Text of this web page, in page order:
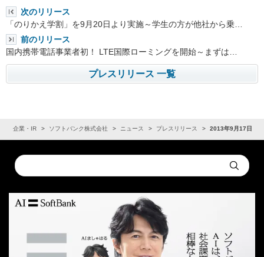
次のリリース
「のりかえ学割」を9月20日より実施～学生の方が他社から乗…
前のリリース
国内携帯電話事業者初！ LTE国際ローミングを開始～まずは…
プレスリリース 一覧
企業・IR ソフトバンク株式会社 ニュース プレスリリース 2013年9月17日
Conduct
a
Submit